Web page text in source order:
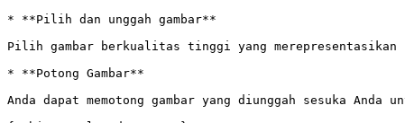
* **Pilih dan unggah gambar**
Pilih gambar berkualitas tinggi yang
* **Potong Gambar**
Anda dapat memotong gambar yang diunggah sesuka